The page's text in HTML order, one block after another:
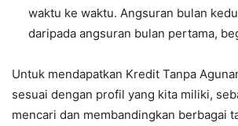
waktu ke waktu. Angsuran bulan
daripada angsuran bulan pertama,
Untuk mendapatkan Kredit Tanpa
sesuai dengan profil yang kita miliki,
mencari dan membandingkan berbagai